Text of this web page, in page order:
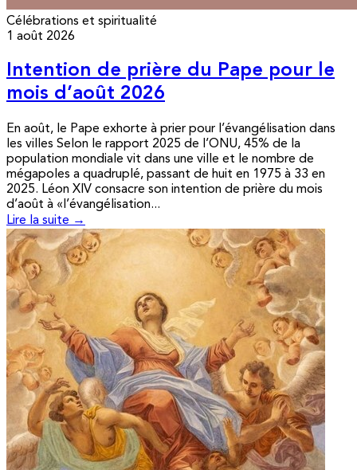
Célébrations et spiritualité
1 août 2026
Intention de prière du Pape pour le
mois d’août 2026
En août, le Pape exhorte à prier pour l’évangélisation dans
les villes Selon le rapport 2025 de l’ONU, 45% de la
population mondiale vit dans une ville et le nombre de
mégapoles a quadruplé, passant de huit en 1975 à 33 en
2025. Léon XIV consacre son intention de prière du mois
d’août à «l’évangélisation...
Lire la suite →